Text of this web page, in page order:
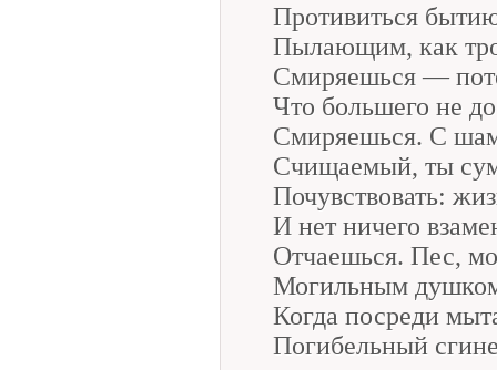
Противиться
Пылающим, как
Смиряешься —
Что большего не
Смиряешься. С
Счищаемый, ты
Почувствовать:
И нет ничего
Отчаешься. Пес,
Могильным
Когда посреди
Погибельный